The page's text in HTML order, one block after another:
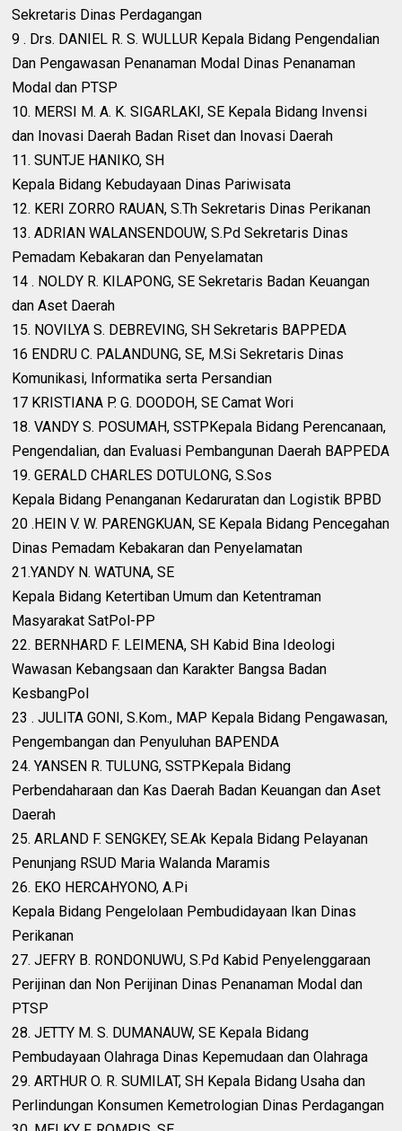
Sekretaris Dinas Perdagangan
9 . Drs. DANIEL R. S. WULLUR Kepala Bidang Pengendalian
Dan Pengawasan Penanaman Modal Dinas Penanaman
Modal dan PTSP
10. MERSI M. A. K. SIGARLAKI, SE Kepala Bidang Invensi
dan Inovasi Daerah Badan Riset dan Inovasi Daerah
11. SUNTJE HANIKO, SH
Kepala Bidang Kebudayaan Dinas Pariwisata
12. KERI ZORRO RAUAN, S.Th Sekretaris Dinas Perikanan
13. ADRIAN WALANSENDOUW, S.Pd Sekretaris Dinas
Pemadam Kebakaran dan Penyelamatan
14 . NOLDY R. KILAPONG, SE Sekretaris Badan Keuangan
dan Aset Daerah
15. NOVILYA S. DEBREVING, SH Sekretaris BAPPEDA
16 ENDRU C. PALANDUNG, SE, M.Si Sekretaris Dinas
Komunikasi, Informatika serta Persandian
17 KRISTIANA P. G. DOODOH, SE Camat Wori
18. VANDY S. POSUMAH, SSTPKepala Bidang Perencanaan,
Pengendalian, dan Evaluasi Pembangunan Daerah BAPPEDA
19. GERALD CHARLES DOTULONG, S.Sos
Kepala Bidang Penanganan Kedaruratan dan Logistik BPBD
20 .HEIN V. W. PARENGKUAN, SE Kepala Bidang Pencegahan
Dinas Pemadam Kebakaran dan Penyelamatan
21.YANDY N. WATUNA, SE
Kepala Bidang Ketertiban Umum dan Ketentraman
Masyarakat SatPol-PP
22. BERNHARD F. LEIMENA, SH Kabid Bina Ideologi
Wawasan Kebangsaan dan Karakter Bangsa Badan
KesbangPol
23 . JULITA GONI, S.Kom., MAP Kepala Bidang Pengawasan,
Pengembangan dan Penyuluhan BAPENDA
24. YANSEN R. TULUNG, SSTPKepala Bidang
Perbendaharaan dan Kas Daerah Badan Keuangan dan Aset
Daerah
25. ARLAND F. SENGKEY, SE.Ak Kepala Bidang Pelayanan
Penunjang RSUD Maria Walanda Maramis
26. EKO HERCAHYONO, A.Pi
Kepala Bidang Pengelolaan Pembudidayaan Ikan Dinas
Perikanan
27. JEFRY B. RONDONUWU, S.Pd Kabid Penyelenggaraan
Perijinan dan Non Perijinan Dinas Penanaman Modal dan
PTSP
28. JETTY M. S. DUMANAUW, SE Kepala Bidang
Pembudayaan Olahraga Dinas Kepemudaan dan Olahraga
29. ARTHUR O. R. SUMILAT, SH Kepala Bidang Usaha dan
Perlindungan Konsumen Kemetrologian Dinas Perdagangan